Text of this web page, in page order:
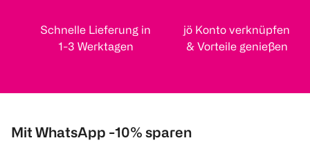
Schnelle Lieferung in
1-3 Werktagen
jö Konto verknüpfen
& Vorteile genießen
Mit WhatsApp -10% sparen